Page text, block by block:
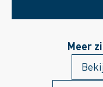
woningcorporatie
ontwikkelaar
projectleider
Steege Bouw
Meer